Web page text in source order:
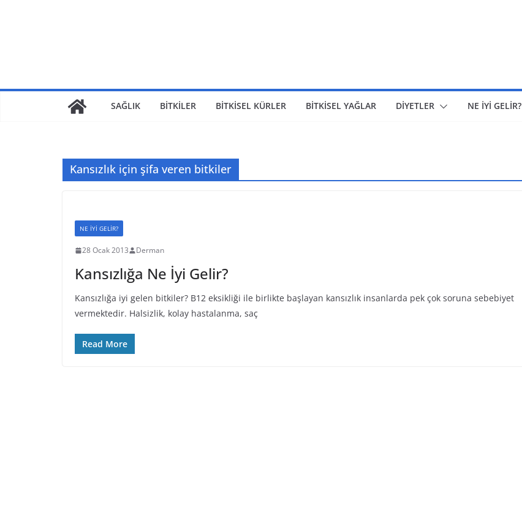
SAĞLIK BİTKİLER BİTKİSEL KÜRLER BİTKİSEL YAĞLAR DİYETLER NE İYİ GELİR?
Kansızlık için şifa veren bitkiler
NE İYİ GELİR?
28 Ocak 2013 Derman
Kansızlığa Ne İyi Gelir?
Kansızlığa iyi gelen bitkiler? B12 eksikliği ile birlikte başlayan kansızlık insanlarda pek çok soruna sebebiyet
vermektedir. Halsizlik, kolay hastalanma, saç
Read More